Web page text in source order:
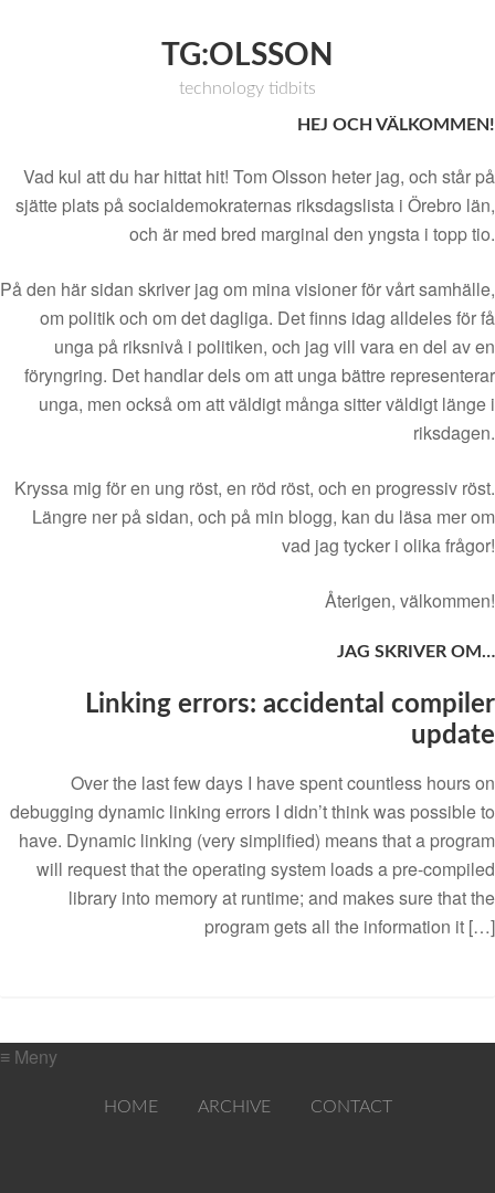
TG:OLSSON
technology tidbits
HEJ OCH VÄLKOMMEN!
Vad kul att du har hittat hit! Tom Olsson heter jag, och står på
sjätte plats på socialdemokraternas riksdagslista i Örebro län,
och är med bred marginal den yngsta i topp tio.
På den här sidan skriver jag om mina visioner för vårt samhälle,
om politik och om det dagliga. Det finns idag alldeles för få
unga på riksnivå i politiken, och jag vill vara en del av en
föryngring. Det handlar dels om att unga bättre representerar
unga, men också om att väldigt många sitter väldigt länge i
riksdagen.
Kryssa mig för en ung röst, en röd röst, och en progressiv röst.
Längre ner på sidan, och på min blogg, kan du läsa mer om
vad jag tycker i olika frågor!
Återigen, välkommen!
JAG SKRIVER OM…
Linking errors: accidental compiler
update
Over the last few days I have spent countless hours on
debugging dynamic linking errors I didn’t think was possible to
have. Dynamic linking (very simplified) means that a program
will request that the operating system loads a pre-compiled
library into memory at runtime; and makes sure that the
program gets all the information it […]
≡ Meny
HOME ARCHIVE CONTACT